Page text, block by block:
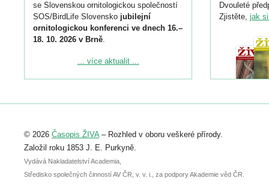
se Slovenskou ornitologickou společností
SOS/BirdLife Slovensko jubilejní
ornitologickou konferenci ve dnech 16.–
18. 10. 2026 v Brně.
Podrobnější informace ke konferenci
Registrovat se můžete do 6. září.
abstraktu přihlášené přednášky nebo
posteru je už 30. června.
... více aktualit ...
Dvouleté
Zjistěte, jak
© 2026 Časopis ŽIVA– Rozhled v oboru veškeré přírody.
Založil roku 1853 J. E. Purkyně.
Vydává Nakladatelství Academia,
Středisko společných činností AV ČR, v. v. i., za podpory Akademie věd ČR.